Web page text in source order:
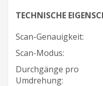
TECHNISCHE
Scan-Genauigkeit:
Scan-Modus:
Durchgänge pro
Umdrehung: